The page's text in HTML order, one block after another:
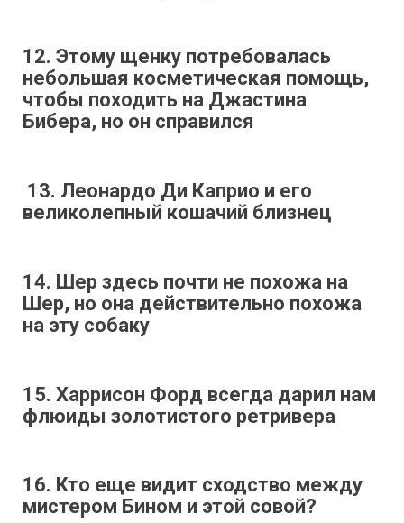
12. Этому щенку потребовалась
небольшая косметическая помощь,
чтобы походить на Джастина
Бибера, но он справился
13. Леонардо Ди Каприо и его
великолепный кошачий близнец
14. Шер здесь почти не похожа на
Шер, но она действительно похожа
на эту собаку
15. Харрисон Форд всегда дарил нам
флюиды золотистого ретривера
16. Кто еще видит сходство между
мистером Бином и этой совой?